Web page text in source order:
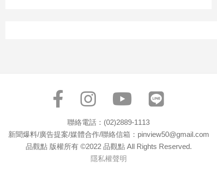
消
聯絡電話：(02)2889-1113
新聞爆料/廣告提案/媒體合作/聯絡信箱：pinview50@gmail.com
品觀點 版權所有 ©2022 品觀點 All Rights Reserved.
隱私權聲明